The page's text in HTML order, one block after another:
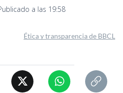
a las 19:58
Ética y transparencia de BBCL